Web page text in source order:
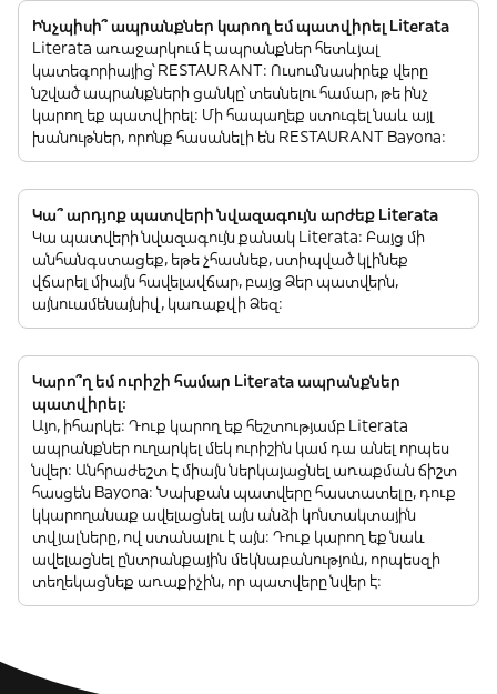
Ինչպիսի՞ ապրանքներ կարող եմ պատվիրել Literata
Literata առաջարկում է ապրանքներ հետևյալ
կատեգորիայից՝ RESTAURANT: Ուսումնասիրեք վերը
նշված ապրանքների ցանկը՝ տեսնելու համար, թե ինչ
կարող եք պատվիրել: Մի հապաղեք ստուգել նաև այլ
խանութներ, որոնք հասանելի են RESTAURANT Bayona:
Կա՞ արդյոք պատվերի նվազագույն արժեք Literata
Կա պատվերի նվազագույն քանակ Literata: Բայց մի
անհանգստացեք, եթե չհասնեք, ստիպված կլինեք
վճարել միայն հավելավճար, բայց Ձեր պատվերն,
այնուամենայնիվ, կառաքվի Ձեզ:
Կարո՞ղ եմ ուրիշի համար Literata ապրանքներ
պատվիրել:
Այո, իհարկե: Դուք կարող եք հեշտությամբ Literata
ապրանքներ ուղարկել մեկ ուրիշին կամ դա անել որպես
նվեր: Անհրաժեշտ է միայն ներկայացնել առաքման ճիշտ
հասցեն Bayona: Նախքան պատվերը հաստատելը, դուք
կկարողանաք ավելացնել այն անձի կոնտակտային
տվյալները, ով ստանալու է այն: Դուք կարող եք նաև
ավելացնել ընտրանքային մեկնաբանություն, որպեսզի
տեղեկացնեք առաքիչին, որ պատվերը նվեր է: